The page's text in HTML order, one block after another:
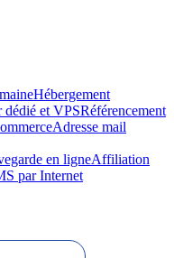
Hébergement
dédié et VPSRéférencement
Adresse mail
en ligneAffiliation
par Internet